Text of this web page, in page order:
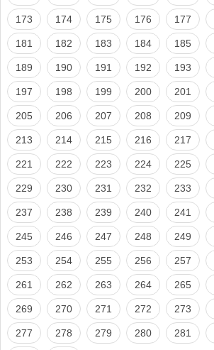
173 174 175 176 177
181 182 183 184 185
189 190 191 192 193
197 198 199 200 201
205 206 207 208 209
213 214 215 216 217
221 222 223 224 225
229 230 231 232 233
237 238 239 240 241
245 246 247 248 249
253 254 255 256 257
261 262 263 264 265
269 270 271 272 273
277 278 279 280 281